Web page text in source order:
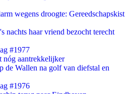
wegens droogte: Gereedschapskist
nachts haar vriend bezocht terecht
#1977
nóg aantrekkelijker
de Wallen na golf van diefstal en
#1976